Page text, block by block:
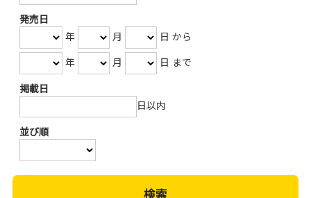
発売日
年
月
日 から
年
月
日 まで
掲載日
日以内
並び順